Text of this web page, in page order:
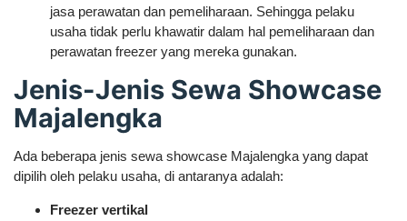
jasa perawatan dan pemeliharaan. Sehingga pelaku
usaha tidak perlu khawatir dalam hal pemeliharaan dan
perawatan freezer yang mereka gunakan.
Jenis-Jenis Sewa Showcase
Majalengka
Ada beberapa jenis sewa showcase Majalengka yang dapat
dipilih oleh pelaku usaha, di antaranya adalah:
Freezer vertikal